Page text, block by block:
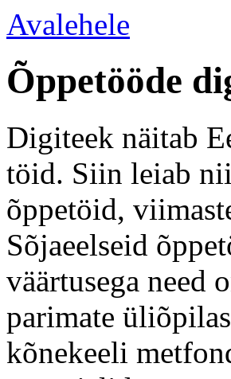
Avalehele
Õppetööde
Digiteek näitab
töid. Siin leiab
õppetöid,
Sõjaeelseid
väärtusega need
parimate
kõnekeeli